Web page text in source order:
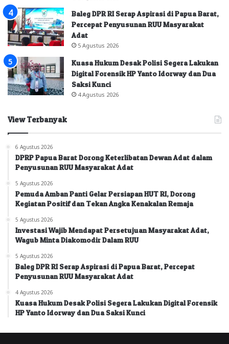
Baleg DPR RI Serap Aspirasi di Papua Barat,
Percepat Penyusunan RUU Masyarakat
Adat
5 Agustus 2026
Kuasa Hukum Desak Polisi Segera Lakukan
Digital Forensik HP Yanto Idorway dan Dua
Saksi Kunci
4 Agustus 2026
View Terbanyak
6 Agustus 2026
DPRP Papua Barat Dorong Keterlibatan Dewan Adat dalam
Penyusunan RUU Masyarakat Adat
5 Agustus 2026
Pemuda Amban Panti Gelar Persiapan HUT RI, Dorong
Kegiatan Positif dan Tekan Angka Kenakalan Remaja
5 Agustus 2026
Investasi Wajib Mendapat Persetujuan Masyarakat Adat,
Wagub Minta Diakomodir Dalam RUU
5 Agustus 2026
Baleg DPR RI Serap Aspirasi di Papua Barat, Percepat
Penyusunan RUU Masyarakat Adat
4 Agustus 2026
Kuasa Hukum Desak Polisi Segera Lakukan Digital Forensik
HP Yanto Idorway dan Dua Saksi Kunci